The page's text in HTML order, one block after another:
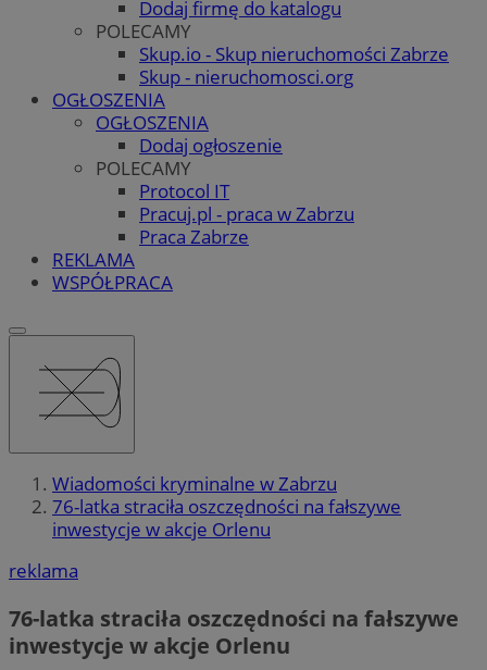
Dodaj firmę do katalogu
POLECAMY
Skup.io - Skup nieruchomości Zabrze
Skup - nieruchomosci.org
OGŁOSZENIA
OGŁOSZENIA
Dodaj ogłoszenie
POLECAMY
Protocol IT
Pracuj.pl - praca w Zabrzu
Praca Zabrze
REKLAMA
WSPÓŁPRACA
Wiadomości kryminalne w Zabrzu
76-latka straciła oszczędności na fałszywe
inwestycje w akcje Orlenu
reklama
76-latka straciła oszczędności na fałszywe
inwestycje w akcje Orlenu